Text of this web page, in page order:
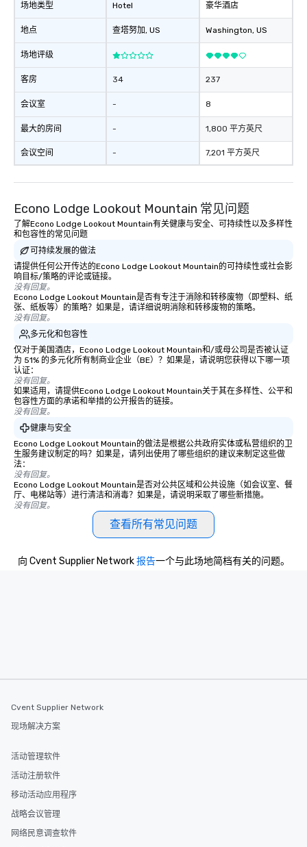
场地类型
地点
场地评级
客房
会议室
最大的房间
会议空间
Hotel
查塔努加, US
34
-
-
-
豪华酒店
Washington, US
237
8
1,800 平方英尺
7,201 平方英尺
Econo Lodge Lookout Mountain 常见问题
了解Econo Lodge Lookout Mountain有关健康与安全、可持续性以及多样性
和包容性的常见问题
可持续发展的做法
请提供任何公开传达的Econo Lodge Lookout Mountain的可持续性或社会影
响目标/策略的评论或链接。
没有回复。
Econo Lodge Lookout Mountain是否有专注于消除和转移废物（即塑料、纸
张、纸板等）的策略？如果是，请详细说明消除和转移废物的策略。
没有回复。
多元化和包容性
仅对于美国酒店，Econo Lodge Lookout Mountain和/或母公司是否被认证
为 51% 的多元化所有制商业企业（BE）？如果是，请说明您获得以下哪一项
认证：
没有回复。
如果适用，请提供Econo Lodge Lookout Mountain关于其在多样性、公平和
包容性方面的承诺和举措的公开报告的链接。
没有回复。
健康与安全
Econo Lodge Lookout Mountain的做法是根据公共政府实体或私营组织的卫
生服务建议制定的吗？如果是，请列出使用了哪些组织的建议来制定这些做
法：
没有回复。
Econo Lodge Lookout Mountain是否对公共区域和公共设施（如会议室、餐
厅、电梯站等）进行清洁和消毒？如果是，请说明采取了哪些新措施。
没有回复。
查看所有常见问题
向 Cvent Supplier Network报告一个与此场地简档有关的问题。
Cvent Supplier Network
现场解决方案
活动管理软件
活动注册软件
移动活动应用程序
战略会议管理
网络民意调查软件